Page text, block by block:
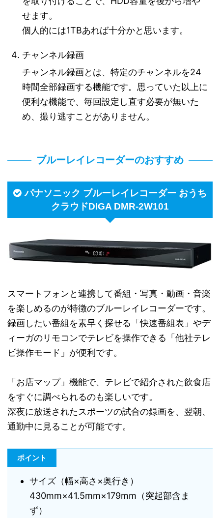
せます。
個人的には1TBあれば十分かと思います。
チャンネル録画
チャンネル録画とは、特定のチャンネルを24
時間全部録画する機能です。思っていた以上に
便利な機能で、毎回設定し直す必要が無いた
め、撮り逃すことがありません。
ブルーレイレコーダーのおすすめ
パナソニック ブルーレイレコーダー おうち
クラウドDIGA DMR-2W101
スマートフォンと連携して番組・写真・動画・音楽
を楽しめるのが特徴のブルーレイレコーダーです。
録画したい番組を素早く探せる「快速番組表」やデ
ィーガのリモコンでテレビを操作できる「他社テレ
ビ操作モード」が便利です。
「お店マップ」機能で、テレビで紹介された飲食店
をすぐに調べられるのも楽しいです。
深夜に放送されたスポーツの試合の録画を、翌朝、
通勤中に見ることが可能です。
ポイント
サイズ（幅×高さ×奥行き）
430mm×41.5mm×179mm（突起部含ま
ず）